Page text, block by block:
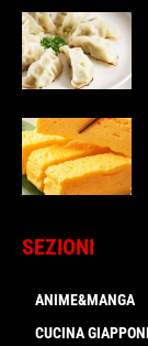
SEZIONI
ANIME&MANGA
CUCINA